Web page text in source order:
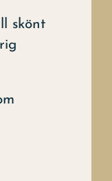
skönt